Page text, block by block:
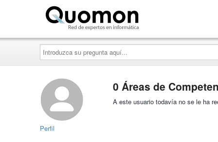
Introduzca
su
pregunta
aquí...
Perfil
0 Áreas de
A este usuario todavía no se le ha